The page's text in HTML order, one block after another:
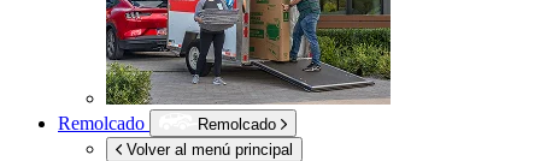
Remolcado
Remolcado
Volver al menú principal